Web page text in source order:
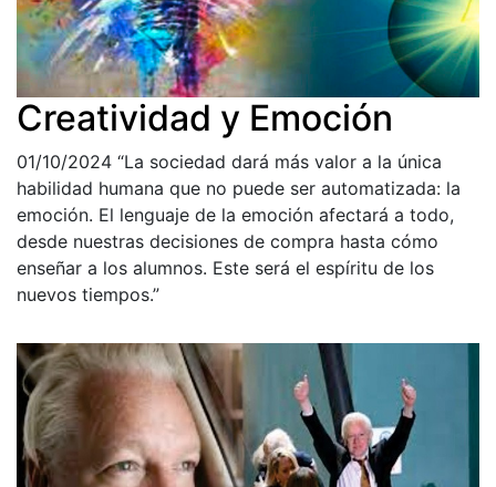
Creatividad y Emoción
01/10/2024 “La sociedad dará más valor a la única
habilidad humana que no puede ser automatizada: la
emoción. El lenguaje de la emoción afectará a todo,
desde nuestras decisiones de compra hasta cómo
enseñar a los alumnos. Este será el espíritu de los
nuevos tiempos.”